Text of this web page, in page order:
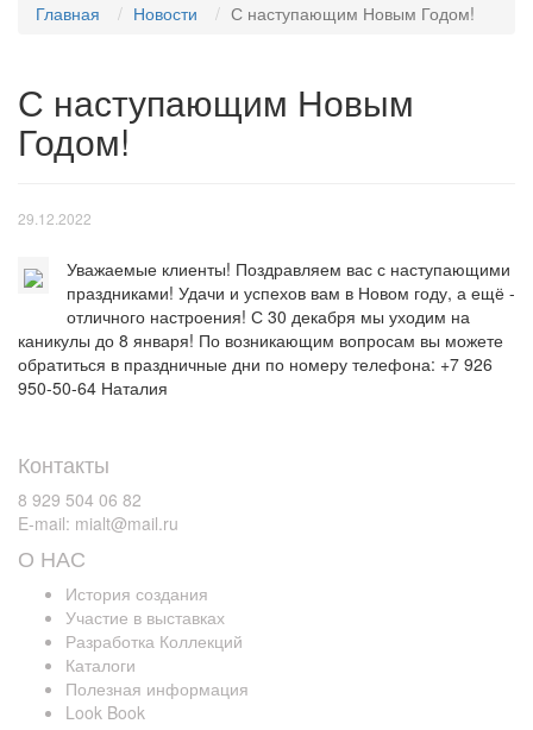
Главная Новости С наступающим Новым Годом!
С наступающим Новым
Годом!
29.12.2022
Уважаемые клиенты! Поздравляем вас с наступающими
праздниками! Удачи и успехов вам в Новом году, а ещё -
отличного настроения! С 30 декабря мы уходим на
каникулы до 8 января! По возникающим вопросам вы можете
обратиться в праздничные дни по номеру телефона: +7 926
950-50-64 Наталия
Контакты
8 929 504 06 82
E-mail: mialt@mail.ru
О НАС
История создания
Участие в выставках
Разработка Коллекций
Каталоги
Полезная информация
Look Book